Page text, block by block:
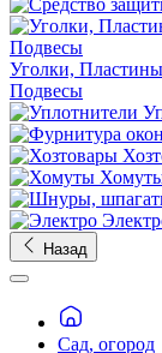
Уголки,
Подвесы
Назад
Сад, огород